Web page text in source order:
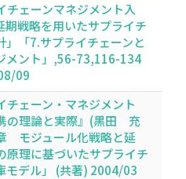
チェーンマネジメント入
期戦略を用いたサプライチ
」「7.サプライチェーンと
メント」,56-73,116-134
09
チェーン・マネジメント
の理論と実際』(黒田 充
モジュール化戦略と延
原理に基づいたサプライチ
モデル」 (共著) 2004/03